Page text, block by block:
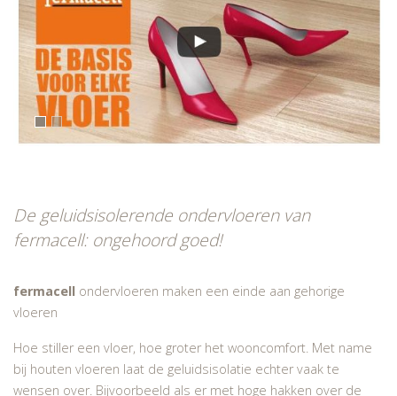
De geluidsisolerende ondervloeren van
fermacell: ongehoord goed!
fermacell ondervloeren maken een einde aan gehorige
vloeren
Hoe stiller een vloer, hoe groter het wooncomfort. Met name
bij houten vloeren laat de geluidsisolatie echter vaak te
wensen over. Bijvoorbeeld als er met hoge hakken over de